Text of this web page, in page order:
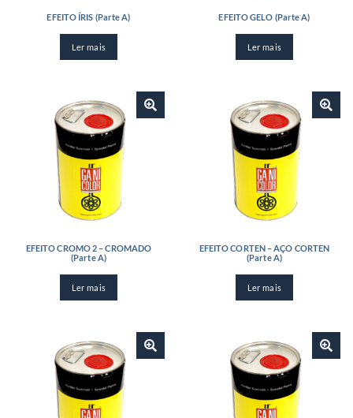
EFEITO ÍRIS (Parte A)
Ler mais
EFEITO GELO (Parte A)
Ler mais
EFEITO CROMO 2 – CROMADO
(Parte A)
Ler mais
EFEITO CORTEN – AÇO CORTEN
(Parte A)
Ler mais